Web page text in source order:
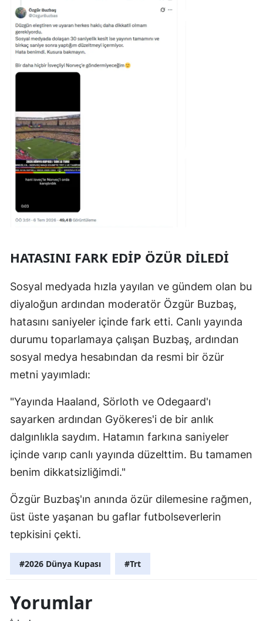
HATASINI FARK EDİP ÖZÜR DİLEDİ
Sosyal medyada hızla yayılan ve gündem olan bu
diyaloğun ardından moderatör Özgür Buzbaş,
hatasını saniyeler içinde fark etti. Canlı yayında
durumu toparlamaya çalışan Buzbaş, ardından
sosyal medya hesabından da resmi bir özür
metni yayımladı:
"Yayında Haaland, Sörloth ve Odegaard'ı
sayarken ardından Gyökeres'i de bir anlık
dalgınlıkla saydım. Hatamın farkına saniyeler
içinde varıp canlı yayında düzelttim. Bu tamamen
benim dikkatsizliğimdi."
Özgür Buzbaş'ın anında özür dilemesine rağmen,
üst üste yaşanan bu gaflar futbolseverlerin
tepkisini çekti.
#2026 Dünya Kupası #Trt
Yorumlar